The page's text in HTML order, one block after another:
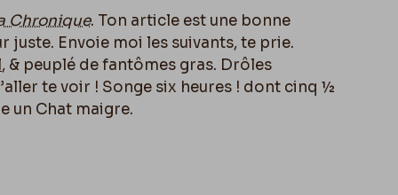
Chronique. Ton article est une bonne
juste. Envoie moi les suivants, te prie.
, & peuplé de fantômes gras. Drôles
te voir ! Songe six heures ! dont cinq ½
un Chat maigre.